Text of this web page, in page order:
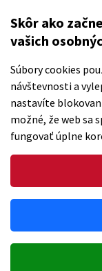
Skôr ako
vašich
Súbory cookies
návštevnosti a
nastavíte
možné, že web sa
fungovať úplne